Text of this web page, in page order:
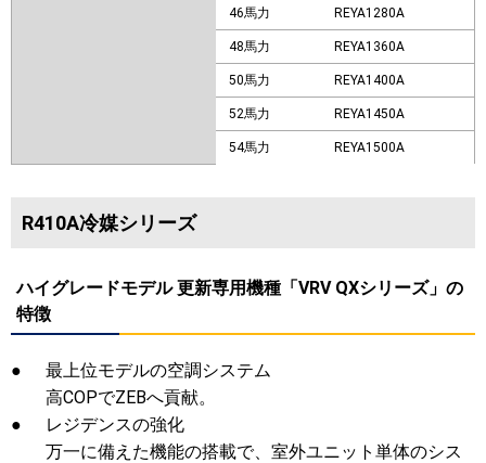
46馬力 REYA1280A
48馬力 REYA1360A
50馬力 REYA1400A
52馬力 REYA1450A
54馬力 REYA1500A
R410A冷媒シリーズ
ハイグレードモデル 更新専用機種「VRV QXシリーズ」の
特徴
●
最上位モデルの空調システム
高COPでZEBへ貢献。
●
レジデンスの強化
万一に備えた機能の搭載で、室外ユニット単体のシス